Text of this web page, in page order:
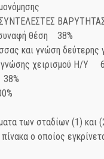
θέση 38%
και γνώση
γνώσης χειρισμού Η/Υ
των σταδίων (1) και
ο οποίος